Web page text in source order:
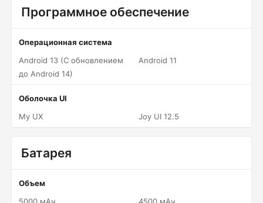
Программное обеспечение
Операционная система
Android 13 (С обновлением
до Android 14)
Android 11
Оболочка UI
My UX
Joy UI 12.5
Батарея
Объем